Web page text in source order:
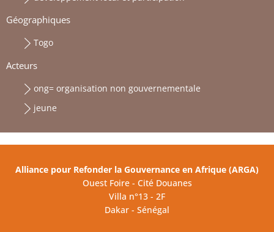
Géographiques
Togo
Acteurs
ong= organisation non gouvernementale
jeune
Alliance pour Refonder la Gouvernance en Afrique (ARGA)
Ouest Foire - Cité Douanes
Villa n°13 - 2F
Dakar - Sénégal